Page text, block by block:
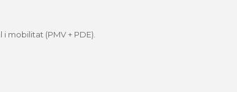
mobilitat (PMV + PDE).